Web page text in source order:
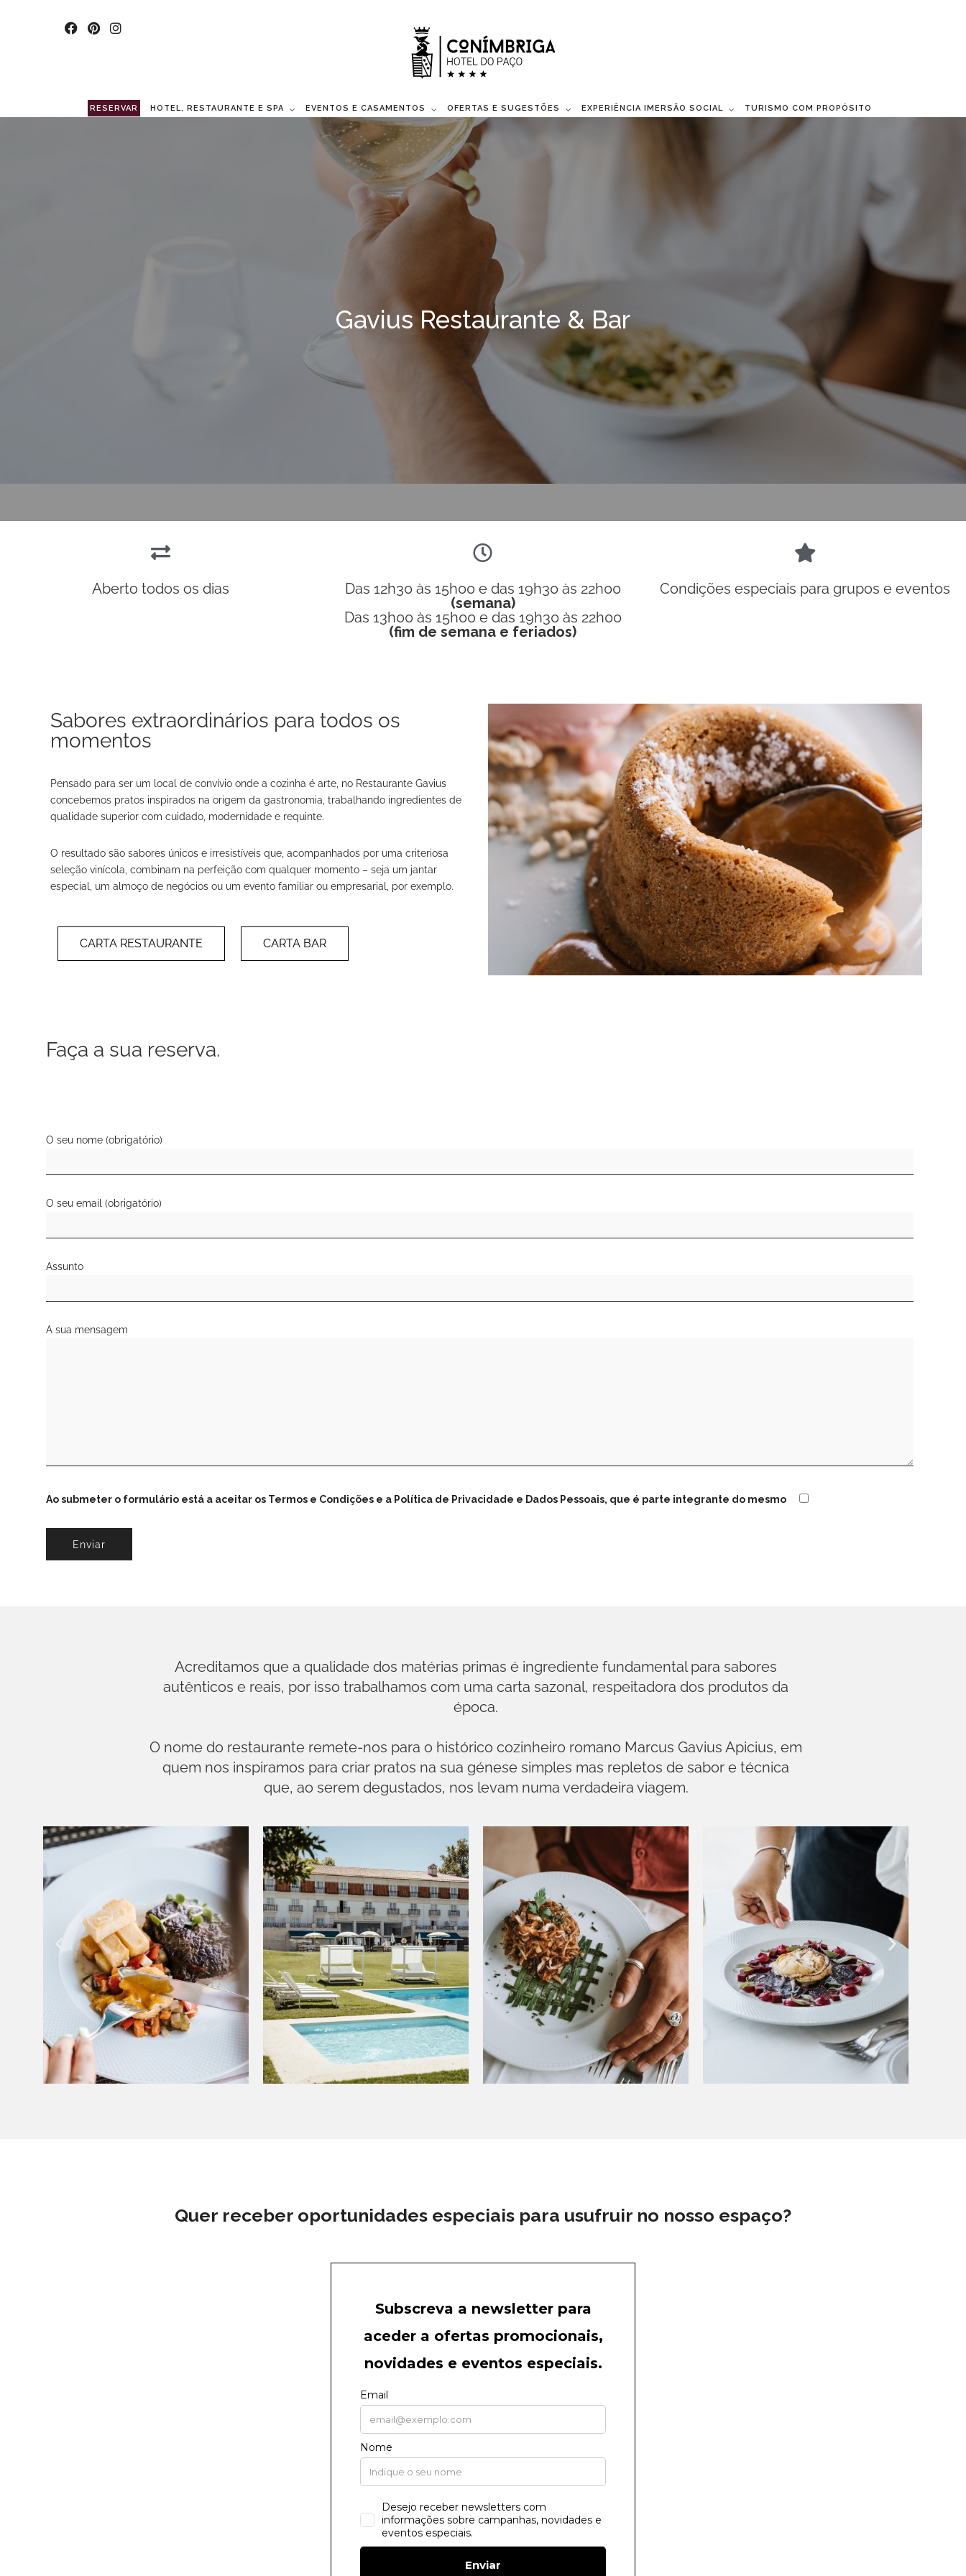
RESERVAR HOTEL, RESTAURANTE E SPA EVENTOS E CASAMENTOS OFERTAS E SUGESTÕES EXPERIÊNCIA IMERSÃO SOCIAL TURISMO COM PROPÓSITO
Gavius Restaurante & Bar
Aberto todos os dias
Das 12h30 às 15h00 e das 19h30 às 22h00
(semana)
Das 13h00 às 15h00 e das 19h30 às 22h00
(fim de semana e feriados)
Condições especiais para grupos e eventos
Sabores extraordinários para todos os
momentos
Pensado para ser um local de convívio onde a cozinha é arte, no Restaurante Gavius
concebemos pratos inspirados na origem da gastronomia, trabalhando ingredientes de
qualidade superior com cuidado, modernidade e requinte.
O resultado são sabores únicos e irresistíveis que, acompanhados por uma criteriosa
seleção vinícola, combinam na perfeição com qualquer momento – seja um jantar
especial, um almoço de negócios ou um evento familiar ou empresarial, por exemplo.
CARTA RESTAURANTE CARTA BAR
Faça a sua reserva.
O seu nome (obrigatório)
O seu email (obrigatório)
Assunto
A sua mensagem
Ao submeter o formulário está a aceitar os Termos e Condições e a Política de Privacidade e Dados Pessoais, que é parte integrante do mesmo
Acreditamos que a qualidade dos matérias primas é ingrediente fundamental para sabores
autênticos e reais, por isso trabalhamos com uma carta sazonal, respeitadora dos produtos da
época.
O nome do restaurante remete-nos para o histórico cozinheiro romano Marcus Gavius Apicius, em
quem nos inspiramos para criar pratos na sua génese simples mas repletos de sabor e técnica
que, ao serem degustados, nos levam numa verdadeira viagem.
Quer receber oportunidades especiais para usufruir no nosso espaço?